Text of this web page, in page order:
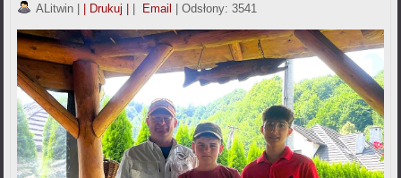
ALitwin | Drukuj | Email | Odsłony: 3541